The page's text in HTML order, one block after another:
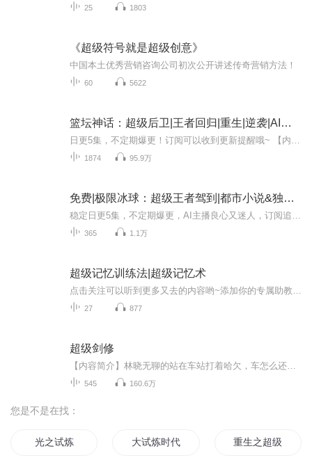
25 1803
《超级符号就是超级创意》
中国本土优秀营销咨询公司初次公开讲述传奇营销方法！
60 5622
篮坛神话：超级后卫|王者回归|重生|逆袭|AI电子书
1874 95.9万
免费|极限冰球：超级王者驾到|都市小说&独立&架空
365 1.1万
超级记忆训练法|超级记忆术
27 877
超级剑修
545 160.6万
您是不是在找：
光之试炼 大试炼时代 重生之超级试炼